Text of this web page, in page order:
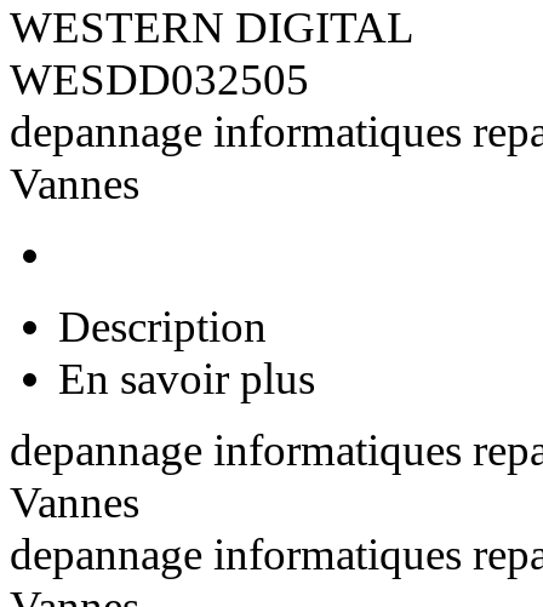
WESTERN DIGITAL
WESDD032505
depannage informatiques
Vannes
Description
En savoir plus
depannage informatiques
Vannes
depannage informatiques